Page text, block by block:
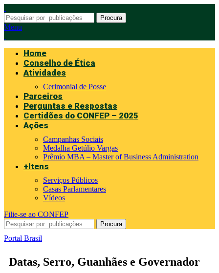
Procura
Menu
Home
Conselho de Ética
Atividades
Cerimonial de Posse
Parceiros
Perguntas e Respostas
Certidões do CONFEP – 2025
Ações
Campanhas Sociais
Medalha Getúlio Vargas
Prêmio MBA – Master of Business Administration
+Itens
Serviços Públicos
Casas Parlamentares
Vídeos
Filie-se ao CONFEP
Procura
Portal Brasil
Datas, Serro, Guanhães e Governador